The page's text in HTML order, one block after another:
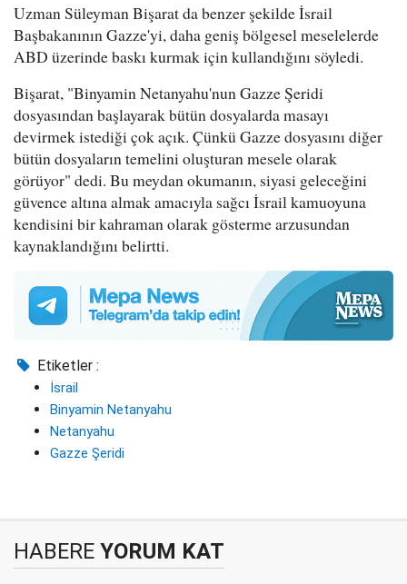
Uzman Süleyman Bişarat da benzer şekilde İsrail
Başbakanının Gazze'yi, daha geniş bölgesel meselelerde
ABD üzerinde baskı kurmak için kullandığını söyledi.
Bişarat, "Binyamin Netanyahu'nun Gazze Şeridi
dosyasından başlayarak bütün dosyalarda masayı
devirmek istediği çok açık. Çünkü Gazze dosyasını diğer
bütün dosyaların temelini oluşturan mesele olarak
görüyor" dedi. Bu meydan okumanın, siyasi geleceğini
güvence altına almak amacıyla sağcı İsrail kamuoyuna
kendisini bir kahraman olarak gösterme arzusundan
kaynaklandığını belirtti.
Etiketler :
İsrail
Binyamin Netanyahu
Netanyahu
Gazze Şeridi
HABERE YORUM KAT